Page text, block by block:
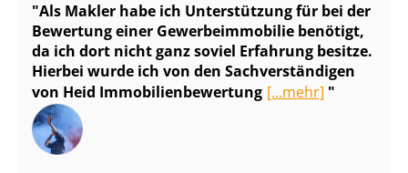
Als Makler habe ich Unterstützung für bei der
Bewertung einer Ge­wer­be­im­mo­bi­lie benötigt,
da ich dort nicht ganz soviel Erfahrung besitze.
Hierbei wurde ich von den Sach­ver­stän­di­gen
von Heid Im­mo­bi­li­en­be­wer­tung [...mehr]